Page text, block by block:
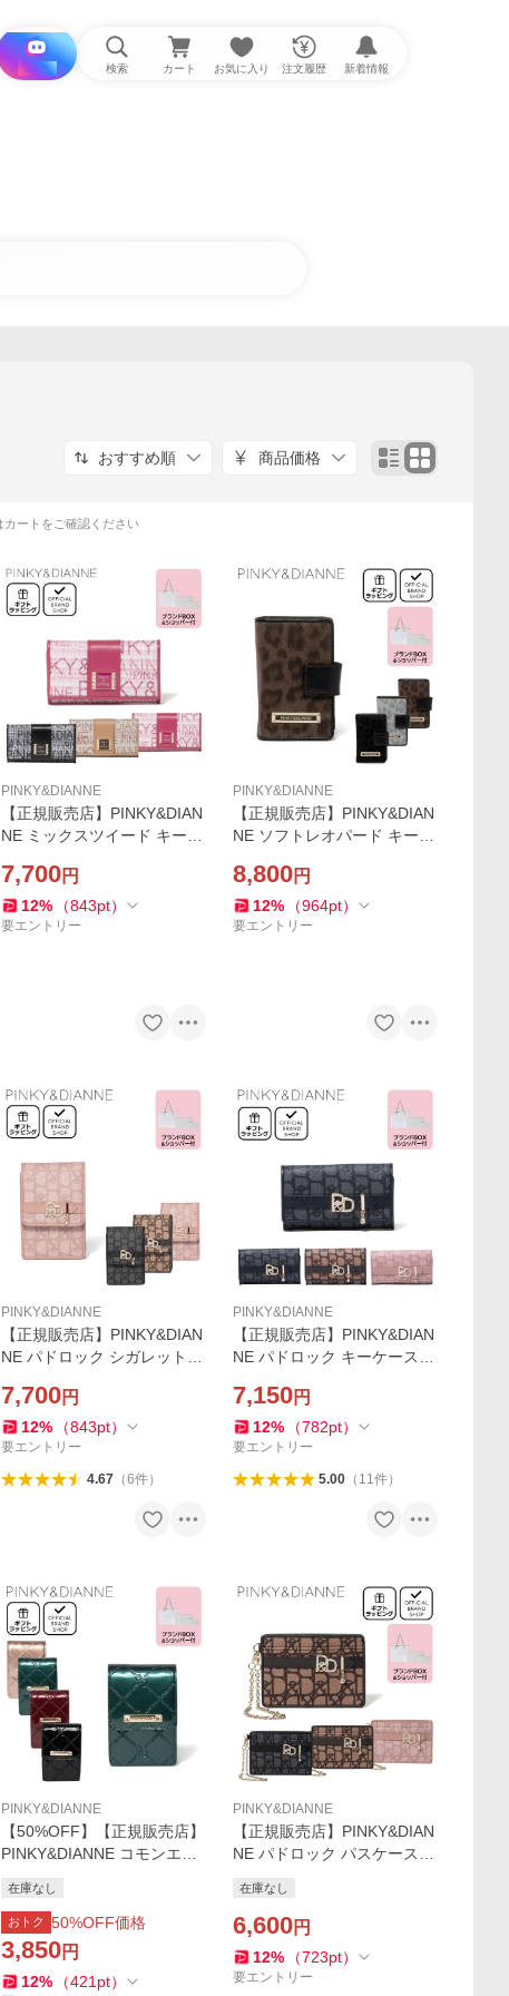
i と探す 検索 カート お気に入り 注文履歴 新着情報
おすすめ順 商品価格
カートをご確認ください
PINKY&DIANNE
【正規販売店】PINKY&DIAN
NE ミックスツイード キーケ
ン］ レディース 鍵入れ カジ
ュアル ギフト
7,700円
12% （843pt）
要エントリー
PINKY&DIANNE
【正規販売店】PINKY&DIAN
NE ソフトレオパード キーケ
［ピンキー＆ダイアン］ レ
ディース 鍵入れ 豹 ひょう
8,800円
12% （964pt）
要エントリー
PINKY&DIANNE
【正規販売店】PINKY&DIAN
NE パドロック シガレットケ
レディース タバコ たばこ
7,700円
12% （843pt）
要エントリー
4.67（6件）
PINKY&DIANNE
【正規販売店】PINKY&DIAN
NE パドロック キーケース
ディース 鍵入れ キーリング
カジュアル ギフト おしゃれ
7,150円
12% （782pt）
要エントリー
5.00（ 11件）
PINKY&DIANNE
【50%OFF】【正規販売店】
PINKY&DIANNE コモンエナ
ンキー＆ダイアン］ レディ
ース タバコ たばこ エナメル
チェック柄
在庫なし
おトク 50%OFF価格
3,850円
12% （421 pt）
PINKY&DIANNE
【正規販売店】PINKY&DIAN
NE パドロック パスケース
ディース 定期入れ IC ID カー
ドケース カードホルダー
在庫なし
6,600円
12% （723pt）
要エントリー